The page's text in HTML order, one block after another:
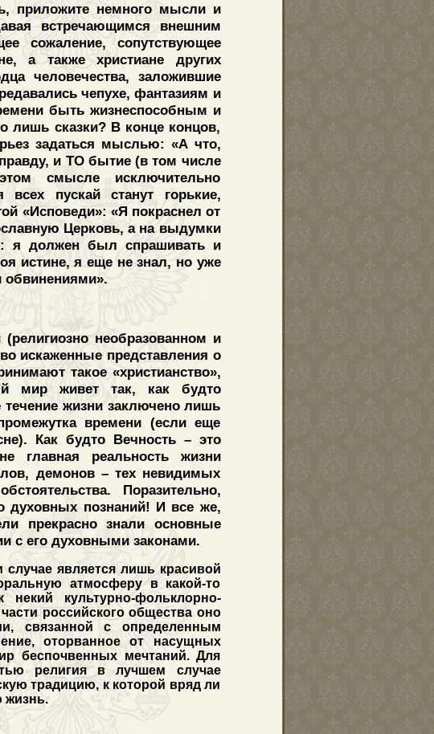
приложите немного мысли и
встречающимся внешним
сожаление, сопутствующее
а также христиане других
человечества, заложившие
чепухе, фантазиям и
быть жизнеспособным и
лишь сказки? В конце концов,
задаться мыслью: «А что,
и ТО бытие (в том числе
смысле исключительно
пускай станут горькие,
«Исповеди»: «Я покраснел от
Церковь, а на выдумки
я должен был спрашивать и
истине, я еще не знал, но уже
обвинениями».
необразованном и
искаженные представления о
такое «христианство»,
мир живет так, как будто
течение жизни заключено лишь
времени (если еще
Как будто Вечность – это
главная реальность жизни
демонов – тех невидимых
Поразительно,
духовных познаний! И все же,
прекрасно знали основные
с его духовными законами.
является лишь красивой
атмосферу в какой-то
культурно-фольклорно-
российского общества оно
связанной с определенным
оторванное от насущных
беспочвенных мечтаний. Для
религия в лучшем случае
традицию, к которой вряд ли
жизнь.